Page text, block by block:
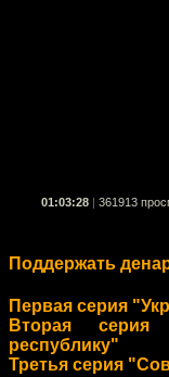
01:03:28 361913
Поддержать
Первая серия
Вторая
республику"
Третья серия